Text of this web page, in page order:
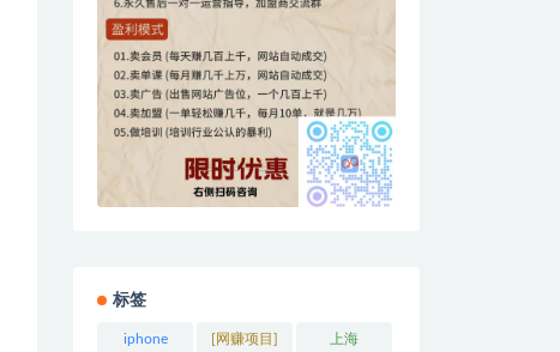
标签
iphone [网赚项目] 上海